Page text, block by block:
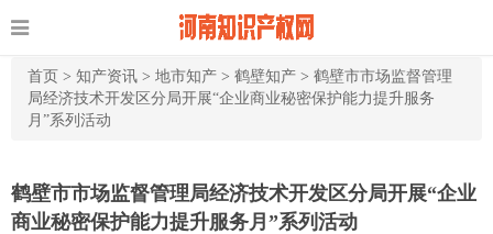
首页 > 知产资讯 > 地市知产 > 鹤壁知产 > 鹤壁市市场监督管理
局经济技术开发区分局开展“企业商业秘密保护能力提升服务
月”系列活动
鹤壁市市场监督管理局经济技术开发区分局开展“企业
商业秘密保护能力提升服务月”系列活动